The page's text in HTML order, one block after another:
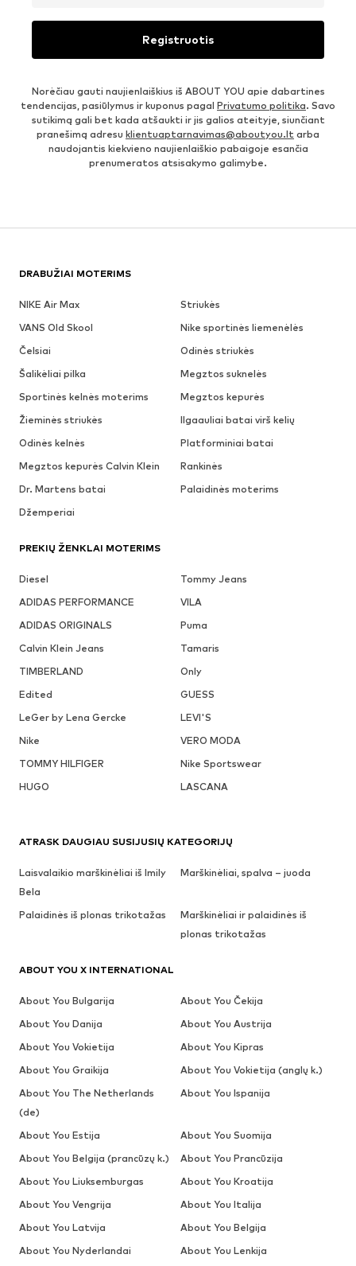
Registruotis
Norėčiau gauti naujienlaiškius iš ABOUT YOU apie dabartines
tendencijas, pasiūlymus ir kuponus pagal Privatumo politika. Savo
sutikimą gali bet kada atšaukti ir jis galios ateityje, siunčiant
pranešimą adresu klientuaptarnavimas@aboutyou.lt arba
naudojantis kiekvieno naujienlaiškio pabaigoje esančia
prenumeratos atsisakymo galimybe.
DRABUŽIAI MOTERIMS
NIKE Air Max
Striukės
VANS Old Skool
Nike sportinės liemenėlės
Čelsiai
Odinės striukės
Šalikėliai pilka
Megztos suknelės
Sportinės kelnės moterims
Megztos kepurės
Žieminės striukės
Ilgaauliai batai virš kelių
Odinės kelnės
Platforminiai batai
Megztos kepurės Calvin Klein
Rankinės
Dr. Martens batai
Palaidinės moterims
Džemperiai
PREKIŲ ŽENKLAI MOTERIMS
Diesel
Tommy Jeans
ADIDAS PERFORMANCE
VILA
ADIDAS ORIGINALS
Puma
Calvin Klein Jeans
Tamaris
TIMBERLAND
Only
Edited
GUESS
LeGer by Lena Gercke
LEVI'S
Nike
VERO MODA
TOMMY HILFIGER
Nike Sportswear
HUGO
LASCANA
ATRASK DAUGIAU SUSIJUSIŲ KATEGORIJŲ
Laisvalaikio marškinėliai iš Imily
Bela
Marškinėliai, spalva – juoda
Palaidinės iš plonas trikotažas
Marškinėliai ir palaidinės iš
plonas trikotažas
ABOUT YOU X INTERNATIONAL
About You Bulgarija
About You Čekija
About You Danija
About You Austrija
About You Vokietija
About You Kipras
About You Graikija
About You Vokietija (anglų k.)
About You The Netherlands
(de)
About You Ispanija
About You Estija
About You Suomija
About You Belgija (prancūzų k.)
About You Prancūzija
About You Liuksemburgas
About You Kroatija
About You Vengrija
About You Italija
About You Latvija
About You Belgija
About You Nyderlandai
About You Lenkija